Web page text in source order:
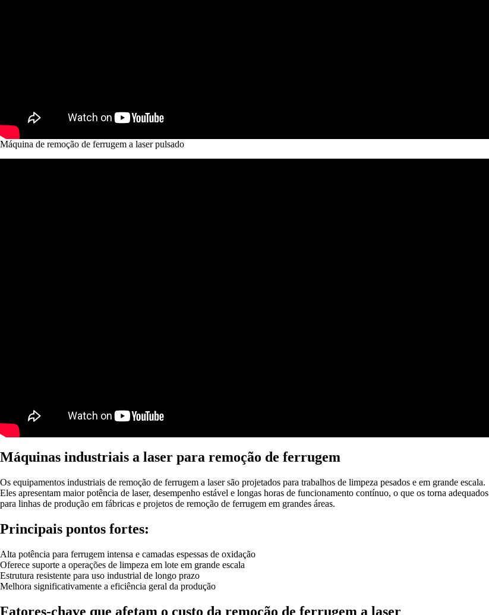
Máquina de remoção de ferrugem a laser pulsado
Máquinas industriais a laser para remoção de ferrugem
Os equipamentos industriais de remoção de ferrugem a laser são projetados para trabalhos de limpeza pesados e em grande escala.
Eles apresentam maior potência de laser, desempenho estável e longas horas de funcionamento contínuo, o que os torna adequados
para linhas de produção em fábricas e projetos de remoção de ferrugem em grandes áreas.
Principais pontos fortes:
Alta potência para ferrugem intensa e camadas espessas de oxidação
Oferece suporte a operações de limpeza em lote em grande escala
Estrutura resistente para uso industrial de longo prazo
Melhora significativamente a eficiência geral da produção
Fatores-chave que afetam o custo da remoção de ferrugem a laser